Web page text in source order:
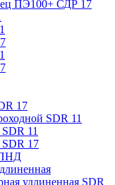
ПЭ100+ СДР 17
17
SDR 11
11
17
ПНД
удлиненная SDR